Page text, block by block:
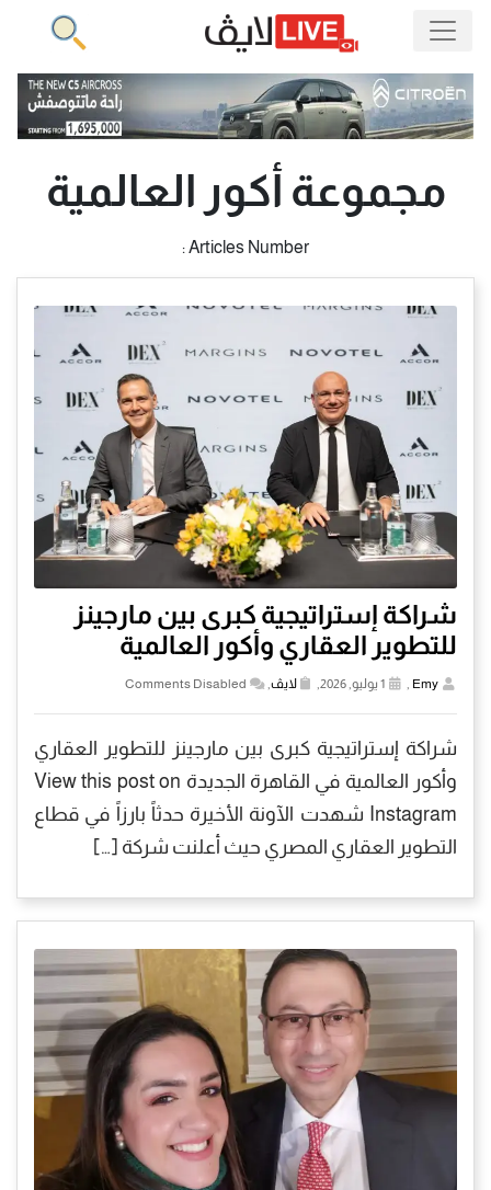
مجموعة أكور العالمية
Articles Number :
شراكة إستراتيجية كبرى بين مارجينز
للتطوير العقاري وأكور العالمية
Emy لايڤ Comments Disabled
شراكة إستراتيجية كبرى بين مارجينز للتطوير العقاري
وأكور العالمية في القاهرة الجديدة View this post on
Instagram شهدت الآونة الأخيرة حدثاً بارزاً في قطاع
التطوير العقاري المصري حيث أعلنت شركة […]